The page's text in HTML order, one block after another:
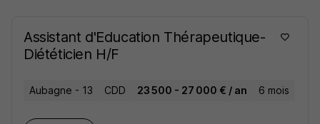
destinées aux professionnels de santé.
Si vous êtes un patient ou membre de la famille d'un
des actualités adaptées.
Assistant d'Education Thérapeutique-
Diététicien H/F
Aubagne - 13 CDD 23 500 - 27 000 € / an 6 mois